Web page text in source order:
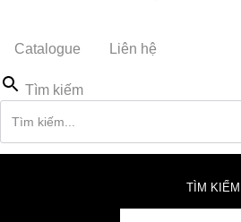
Catalogue Liên hệ
Tìm kiếm
TÌM KIẾM